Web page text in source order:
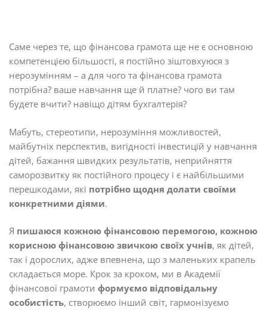
Саме через те, що фінансова грамота ще не є основною
компетенцією більшості, я постійно зіштовхуюся з
нерозумінням – а для чого та фінансова грамота
потрібна? ваше навчання ще й платне? чого ви там
будете вчити? навіщо дітям бухгалтерія?
Мабуть, стереотипи, нерозуміння можливостей,
майбутніх перспектив, вигідності інвестицій у навчання
дітей, бажання швидких результатів, неприйняття
саморозвитку як постійного процесу і є найбільшими
перешкодами, які потрібно щодня долати своїми
конкретними діями.
Я пишаюся кожною фінансовою перемогою, кожною
корисною фінансовою звичкою своїх учнів, як дітей,
так і дорослих, адже впевнена, що з маленьких крапель
складається море. Крок за кроком, ми в Академії
фінансової грамоти формуємо відповідальну
особистість, створюємо інший світ, гармонізуємо